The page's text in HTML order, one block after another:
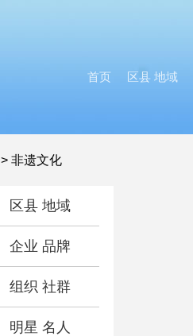
首页 区县 地域
> 非遗文化
区县 地域
企业 品牌
组织 社群
明星 名人